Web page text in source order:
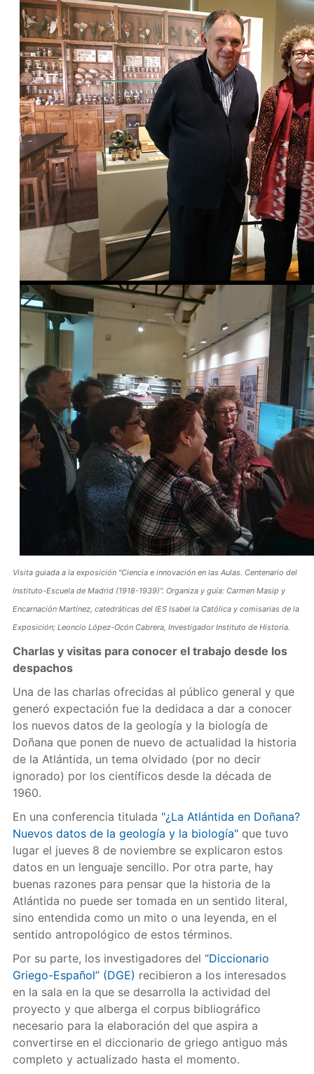
Visita guiada a la exposición "Ciencia e innovación en las Aulas. Centenario del
Instituto-Escuela de Madrid (1918-1939)". Organiza y guía: Carmen Masip y
Encarnación Martínez, catedráticas del IES Isabel la Católica y comisarias de la
Exposición; Leoncio López-Ocón Cabrera, Investigador Instituto de Historia.
Charlas y visitas para conocer el trabajo desde los
despachos
Una de las charlas ofrecidas al público general y que
generó expectación fue la dedidaca a dar a conocer
los nuevos datos de la geología y la biología de
Doñana que ponen de nuevo de actualidad la historia
de la Atlántida, un tema olvidado (por no decir
ignorado) por los científicos desde la década de
1960.
En una conferencia titulada "¿La Atlántida en Doñana?
Nuevos datos de la geología y la biología"que tuvo
lugar el jueves 8 de noviembre se explicaron estos
datos en un lenguaje sencillo. Por otra parte, hay
buenas razones para pensar que la historia de la
Atlántida no puede ser tomada en un sentido literal,
sino entendida como un mito o una leyenda, en el
sentido antropológico de estos términos.
Por su parte, los investigadores del “Diccionario
Griego-Español” (DGE) recibieron a los interesados
en la sala en la que se desarrolla la actividad del
proyecto y que alberga el corpus bibliográfico
necesario para la elaboración del que aspira a
convertirse en el diccionario de griego antiguo más
completo y actualizado hasta el momento.